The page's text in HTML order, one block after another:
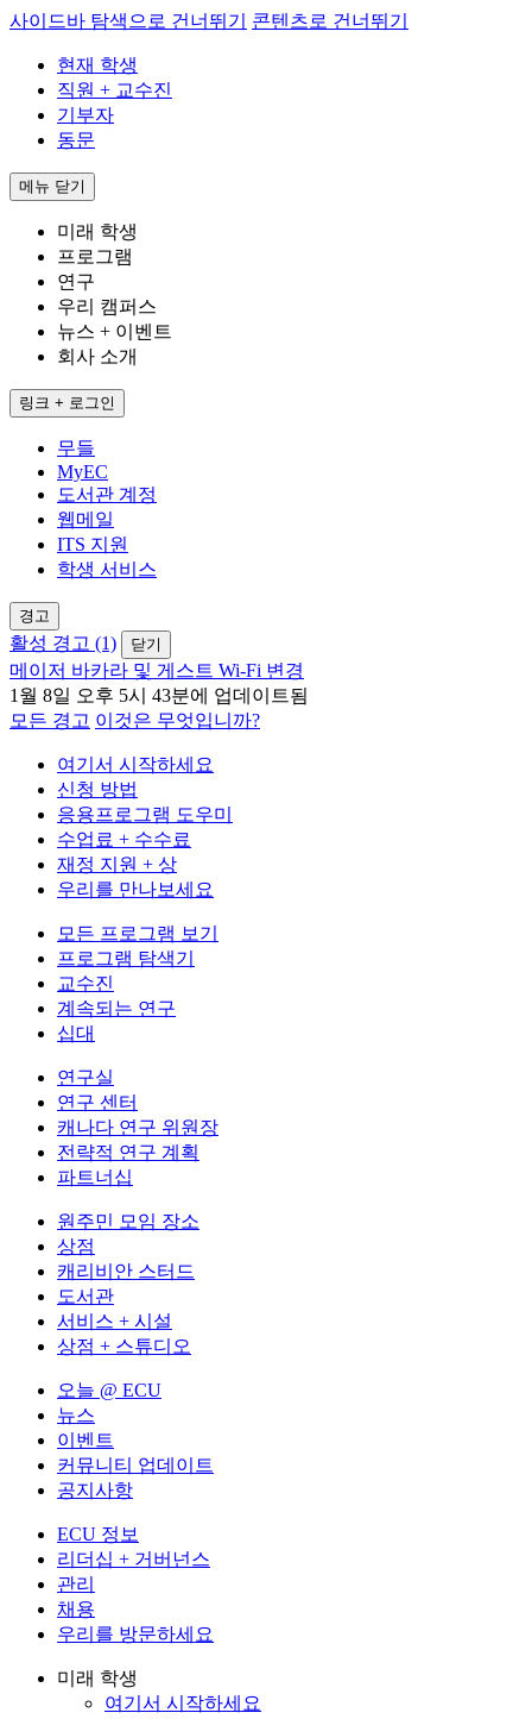
사이드바 탐색으로 건너뛰기 콘텐츠로 건너뛰기
현재 학생
직원 + 교수진
기부자
동문
메뉴 닫기
미래 학생
프로그램
연구
우리 캠퍼스
뉴스 + 이벤트
회사 소개
링크 + 로그인
무들
MyEC
도서관 계정
웹메일
ITS 지원
학생 서비스
경고
활성 경고 (1) 닫기
메이저 바카라 및 게스트 Wi-Fi 변경
1월 8일 오후 5시 43분에 업데이트됨
모든 경고 이것은 무엇입니까?
여기서 시작하세요
신청 방법
응용프로그램 도우미
수업료 + 수수료
재정 지원 + 상
우리를 만나보세요
모든 프로그램 보기
프로그램 탐색기
교수진
계속되는 연구
십대
연구실
연구 센터
캐나다 연구 위원장
전략적 연구 계획
파트너십
원주민 모임 장소
상점
캐리비안 스터드
도서관
서비스 + 시설
상점 + 스튜디오
오늘 @ ECU
뉴스
이벤트
커뮤니티 업데이트
공지사항
ECU 정보
리더십 + 거버넌스
관리
채용
우리를 방문하세요
미래 학생
여기서 시작하세요